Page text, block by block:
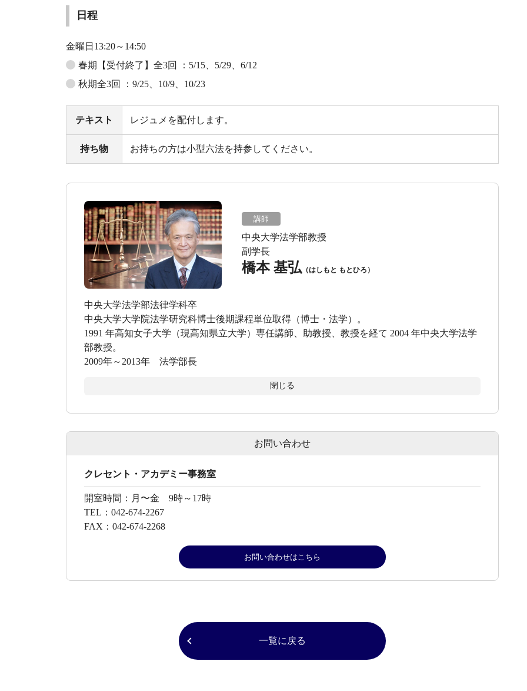
日程
金曜日13:20～14:50
春期【受付終了】全3回 ：5/15、5/29、6/12
秋期全3回 ：9/25、10/9、10/23
テキスト レジュメを配付します。
持ち物 お持ちの方は小型六法を持参してください。
講師
中央大学法学部教授
副学長
橋本 基弘 （はしもと もとひろ）
中央大学法学部法律学科卒
中央大学大学院法学研究科博士後期課程単位取得（博士・法学）。
1991 年高知女子大学（現高知県立大学）専任講師、助教授、教授を経て 2004 年中央大学法学
部教授。
2009年～2013年 法学部長
閉じる
お問い合わせ
クレセント・アカデミー事務室
開室時間： 月〜金 9時～17時
TEL： 042-674-2267
FAX： 042-674-2268
お問い合わせはこちら
一覧に戻る